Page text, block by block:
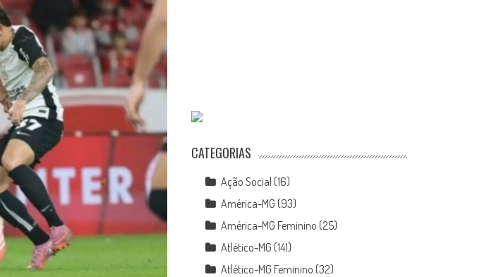
CATEGORIAS
Ação Social (16)
América-MG (93)
América-MG Feminino (25)
Atlético-MG (141)
Atlético-MG Feminino (32)